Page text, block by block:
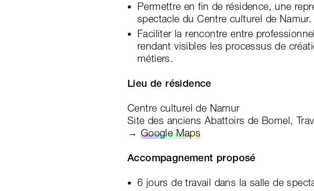
Permettre en fin de résidence, une
spectacle du Centre culturel de Namur.
Faciliter la rencontre entre
rendant visibles les processus de
métiers.
Lieu de résidence
Centre culturel de Namur
Site des anciens Abattoirs de Bomel,
→ Google Maps
Accompagnement proposé
6 jours de travail dans la salle de